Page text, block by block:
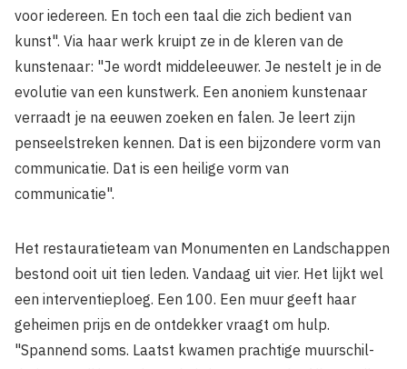
voor iedereen. En toch een taal die zich bedient van
kunst". Via haar werk kruipt ze in de kleren van de
kunstenaar: "Je wordt middeleeuwer. Je nestelt je in de
evolutie van een kunstwerk. Een anoniem kunstenaar
verraadt je na eeuwen zoeken en falen. Je leert zijn
penseelstreken kennen. Dat is een bijzondere vorm van
communicatie. Dat is een heilige vorm van
communicatie".
Het restauratieteam van Monu­menten en Landschappen
bestond ooit uit tien leden. Vandaag uit vier. Het lijkt wel
een interventieploeg. Een 100. Een muur geeft haar
geheimen prijs en de ontdekker vraagt om hulp.
"Spannend soms. Laatst kwamen prachtige muurschil­